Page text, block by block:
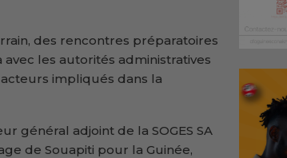
des rencontres préparatoires
les autorités administratives
impliqués dans la
général adjoint de la SOGES SA
de Souapiti pour la Guinée,